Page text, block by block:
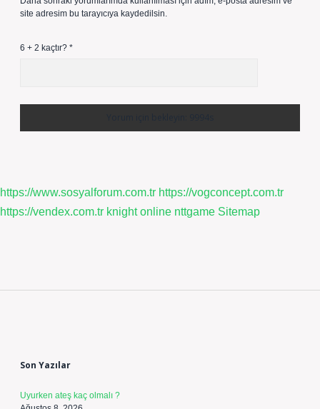
site adresim bu tarayıcıya kaydedilsin.
6 + 2 kaçtır? *
https://www.sosyalforum.com.tr https://vogconcept.com.tr
https://vendex.com.tr knight online nttgame Sitemap
Son Yazılar
Uyurken ateş kaç olmalı ?